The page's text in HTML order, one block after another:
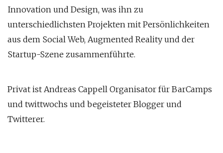
Innovation und Design, was ihn zu
unterschiedlichsten Projekten mit Persönlichkeiten
aus dem Social Web, Augmented Reality und der
Startup-Szene zusammenführte.
Privat ist Andreas Cappell Organisator für BarCamps
und twittwochs und begeisteter Blogger und
Twitterer.